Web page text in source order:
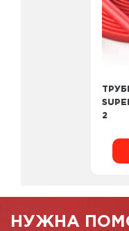
2
НУЖНА